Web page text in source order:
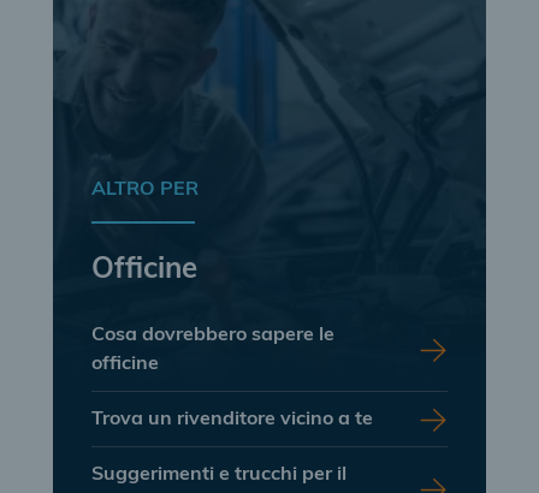
ALTRO PER
Officine
Cosa dovrebbero sapere le
officine
Trova un rivenditore vicino a te
Suggerimenti e trucchi per il